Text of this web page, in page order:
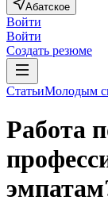
Абатское
Войти
Войти
Создать резюме
СтатьиМолодым
Работа